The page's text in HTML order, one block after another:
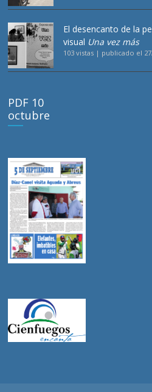
El desencanto de la
visual Una vez más
103 vistas | publicado el
PDF 10
octubre